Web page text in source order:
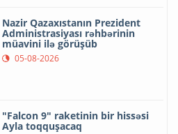
Nazir Qazaxıstanın Prezident
Administrasiyası rəhbərinin
müavini ilə görüşüb
05-08-2026
"Falcon 9" raketinin bir hissəsi
Ayla toqquşacaq